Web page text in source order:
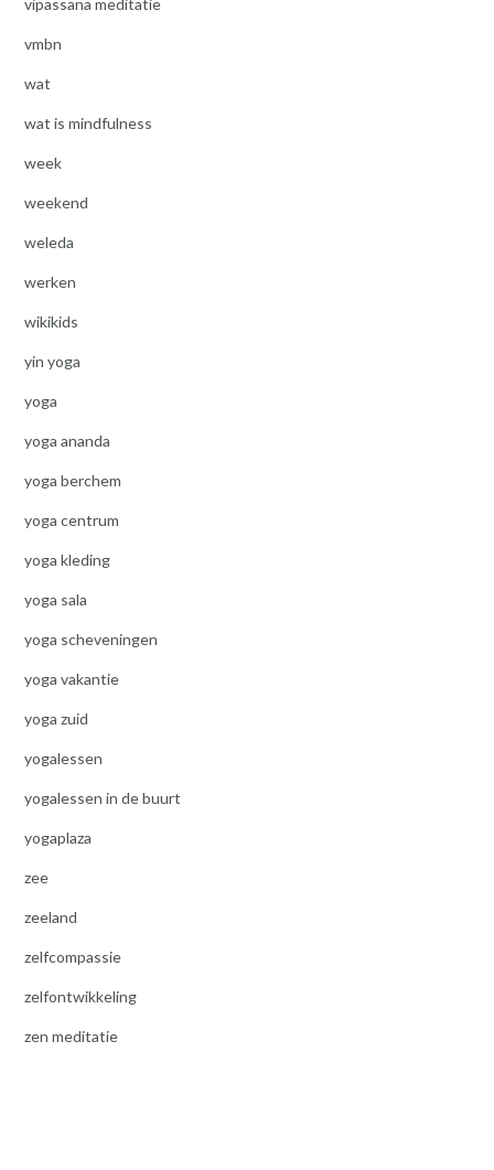
vmbn
wat
wat is mindfulness
week
weekend
weleda
werken
wikikids
yin yoga
yoga
yoga ananda
yoga berchem
yoga centrum
yoga kleding
yoga sala
yoga scheveningen
yoga vakantie
yoga zuid
yogalessen
yogalessen in de buurt
yogaplaza
zee
zeeland
zelfcompassie
zelfontwikkeling
zen meditatie